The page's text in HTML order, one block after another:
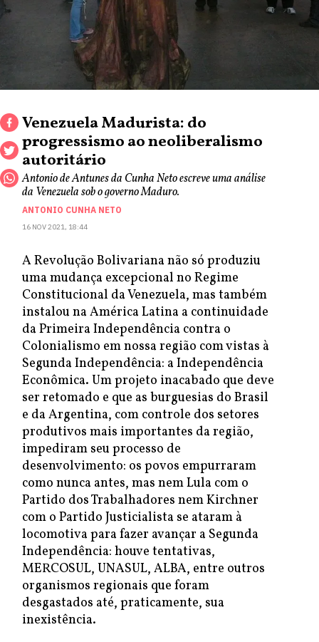
Venezuela Madurista: do
progressismo ao neoliberalismo
autoritário
Antonio de Antunes da Cunha Neto escreve uma análise
da Venezuela sob o governo Maduro.
ANTONIO CUNHA NETO
16 NOV 2021, 18:44
A Revolução Bolivariana não só produziu
uma mudança excepcional no Regime
Constitucional da Venezuela, mas também
instalou na América Latina a continuidade
da Primeira Independência contra o
Colonialismo em nossa região com vistas à
Segunda Independência: a Independência
Econômica. Um projeto inacabado que deve
ser retomado e que as burguesias do Brasil
e da Argentina, com controle dos setores
produtivos mais importantes da região,
impediram seu processo de
desenvolvimento: os povos empurraram
como nunca antes, mas nem Lula com o
Partido dos Trabalhadores nem Kirchner
com o Partido Justicialista se ataram à
locomotiva para fazer avançar a Segunda
Independência: houve tentativas,
MERCOSUL, UNASUL, ALBA, entre outros
organismos regionais que foram
desgastados até, praticamente, sua
inexistência.